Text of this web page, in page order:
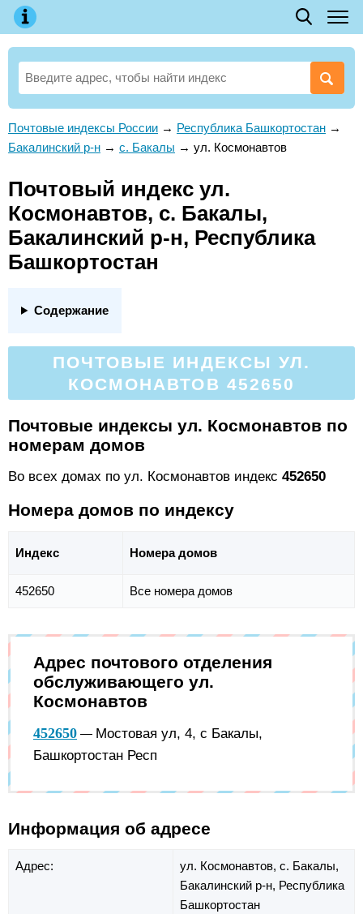
Почтовые индексы России → Республика Башкортостан →
Бакалинский р-н → с. Бакалы → ул. Космонавтов
Почтовый индекс ул.
Космонавтов, с. Бакалы,
Бакалинский р-н, Республика
Башкортостан
Содержание
ПОЧТОВЫЕ ИНДЕКСЫ УЛ.
КОСМОНАВТОВ 452650
Почтовые индексы ул. Космонавтов по
номерам домов
Во всех домах по ул. Космонавтов индекс 452650
Номера домов по индексу
Индекс Номера домов
452650 Все номера домов
Адрес почтового отделения
обслуживающего ул.
Космонавтов
452650 — Мостовая ул, 4, с Бакалы,
Башкортостан Респ
Информация об адресе
Адрес: ул. Космонавтов, с. Бакалы,
Бакалинский р-н, Республика
Башкортостан